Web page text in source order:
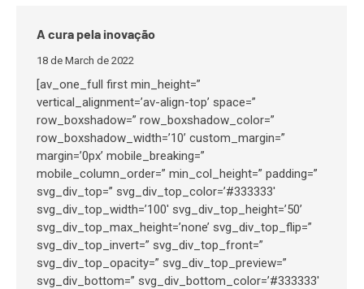
A cura pela inovação
18 de March de 2022
[av_one_full first min_height=”
vertical_alignment=’av-align-top’ space=”
row_boxshadow=” row_boxshadow_color=”
row_boxshadow_width=’10’ custom_margin=”
margin=’0px’ mobile_breaking=”
mobile_column_order=” min_col_height=” padding=”
svg_div_top=” svg_div_top_color=’#333333′
svg_div_top_width=’100′ svg_div_top_height=’50’
svg_div_top_max_height=’none’ svg_div_top_flip=”
svg_div_top_invert=” svg_div_top_front=”
svg_div_top_opacity=” svg_div_top_preview=”
svg_div_bottom=” svg_div_bottom_color=’#333333′